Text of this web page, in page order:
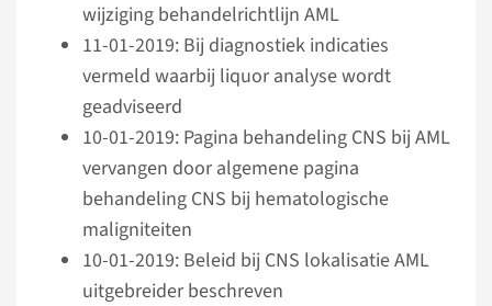
wijziging behandelrichtlijn AML
11-01-2019: Bij diagnostiek indicaties
vermeld waarbij liquor analyse wordt
geadviseerd
10-01-2019: Pagina behandeling CNS bij AML
vervangen door algemene pagina
behandeling CNS bij hematologische
maligniteiten
10-01-2019: Beleid bij CNS lokalisatie AML
uitgebreider beschreven